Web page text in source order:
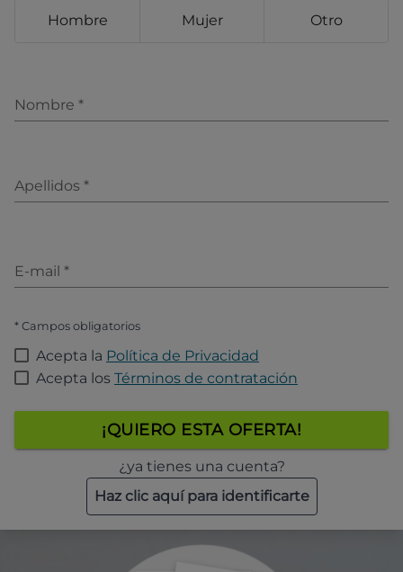
Hombre Mujer Otro
Nombre *
Apellidos *
E-mail *
* Campos obligatorios
Acepta la Política de Privacidad
Acepta los Términos de contratación
¡QUIERO ESTA OFERTA!
¿ya tienes una cuenta?
Haz clic aquí para identificarte